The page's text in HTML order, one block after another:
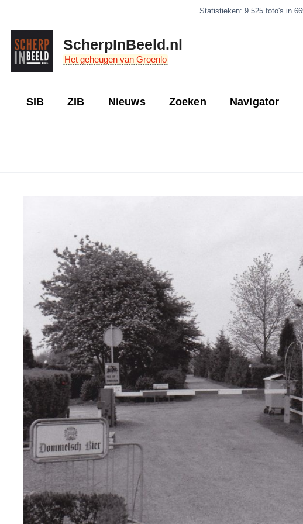
inhoud
Statistieken: 9.525 foto's in
ScherpInBeeld.nl
Het geheugen van Groenlo
SIB ZIB Nieuws Zoeken Navigator